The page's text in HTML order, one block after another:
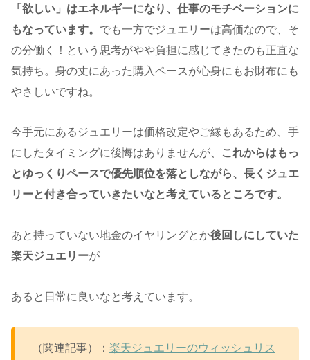
「欲しい」はエネルギーになり、仕事のモチベーションに
もなっています。 でも一方でジュエリーは高価なので、そ
の分働く！という思考がやや負担に感じてきたのも正直な
気持ち。身の丈にあった購入ペースが心身にもお財布にも
やさしいですね。
今手元にあるジュエリーは価格改定やご縁もあるため、手
にしたタイミングに後悔はありませんが、
これからはもっ
とゆっくりペースで優先順位を落としながら、長くジュエ
リーと付き合っていきたいなと考えているところです。
あと持っていない地金のイヤリングとか後回しにしていた
楽天ジュエリーが
あると日常に良いなと考えています。
（関連記事）： 楽天ジュエリーのウィッシュリス